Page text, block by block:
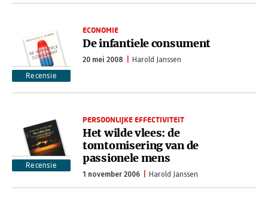
Recensie
ECONOMIE
De infantiele consument
20 mei 2008 Harold Janssen
Recensie
PERSOONLIJKE EFFECTIVITEIT
Het wilde vlees: de
tomtomisering van de
passionele mens
1 november 2006 Harold Janssen